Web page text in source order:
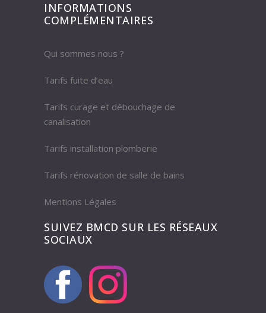
INFORMATIONS
COMPLÉMENTAIRES
Qui sommes nous ?
Tarifs fuite d’eau
Tarifs curage et débouchage de
canalisation
Tarifs installation plomberie
Tarifs rénovation de salle de bains
Mentions Légales
SUIVEZ BMCD SUR LES RÉSEAUX
SOCIAUX